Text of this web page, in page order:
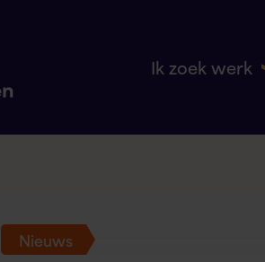
Ik zoek werk
Nieuws